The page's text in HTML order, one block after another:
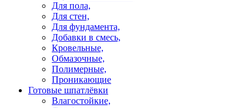
Для пола,
Для стен,
Для фундамента,
Добавки в смесь,
Кровельные,
Обмазочные,
Полимерные,
Проникающие
Готовые шпатлёвки
Влагостойкие,